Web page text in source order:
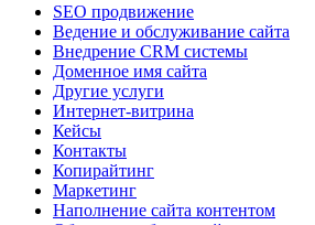
SEO продвижение
Ведение и обслуживание сайта
Внедрение CRM системы
Доменное имя сайта
Другие услуги
Интернет-витрина
Кейсы
Контакты
Копирайтинг
Маркетинг
Наполнение сайта контентом